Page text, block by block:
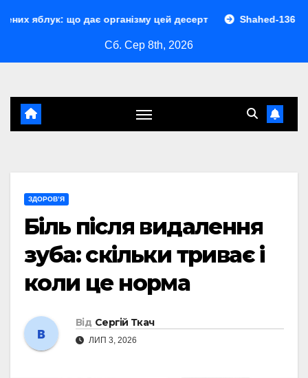
що дає організму цей десерт Shahed-136
Сб. Сер 8th, 2026
ЗДОРОВ’Я
Біль після видалення
зуба: скільки триває і
коли це норма
Від Сергій Ткач
ЛИП 3, 2026